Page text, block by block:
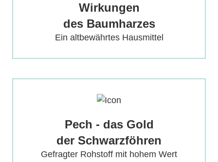
Wirkungen
des Baumharzes
Ein altbewährtes Hausmittel
Für vielseitige Anwendung
Mehr erfahren
Pech - das Gold
der Schwarzföhren
Gefragter Rohstoff mit hohem Wert
Pech - das Gold der
Schwarzföhren
Industrialisierung und Pecherei
Mehr erfahren